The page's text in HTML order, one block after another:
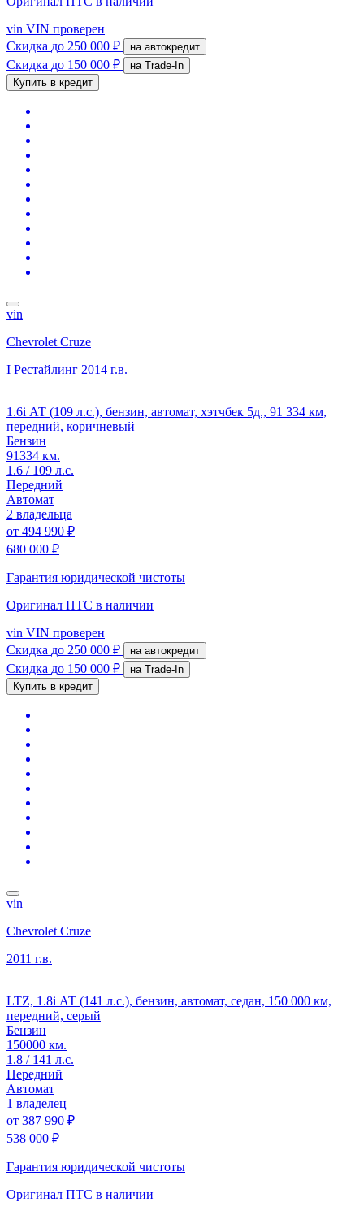
vin VIN проверен
Скидка до 250 000 ₽ на автокредит
Скидка до 150 000 ₽
на Trade-In
Купить в кредит
vin
Chevrolet Cruze
I Рестайлинг 2014 г.в.
1.6i АТ (109 л.с.), бензин, автомат, хэтчбек 5д., 91 334 км,
передний, коричневый
Бензин
91334 км.
1.6 / 109 л.с.
Передний
Автомат
2 владельца
от 494 990 ₽
680 000 ₽
Гарантия юридической чистоты
Оригинал ПТС в наличии
vin VIN проверен
Скидка до 250 000 ₽ на автокредит
Скидка до 150 000 ₽
на Trade-In
Купить в кредит
vin
Chevrolet Cruze
2011 г.в.
LTZ, 1.8i АТ (141 л.с.), бензин, автомат, седан, 150 000 км,
передний, серый
Бензин
150000 км.
1.8 / 141 л.с.
Передний
Автомат
1 владелец
от 387 990 ₽
538 000 ₽
Гарантия юридической чистоты
Оригинал ПТС в наличии